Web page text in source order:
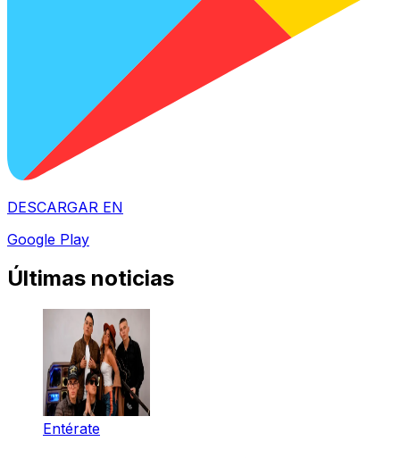
DESCARGAR EN
Google Play
Últimas noticias
Entérate